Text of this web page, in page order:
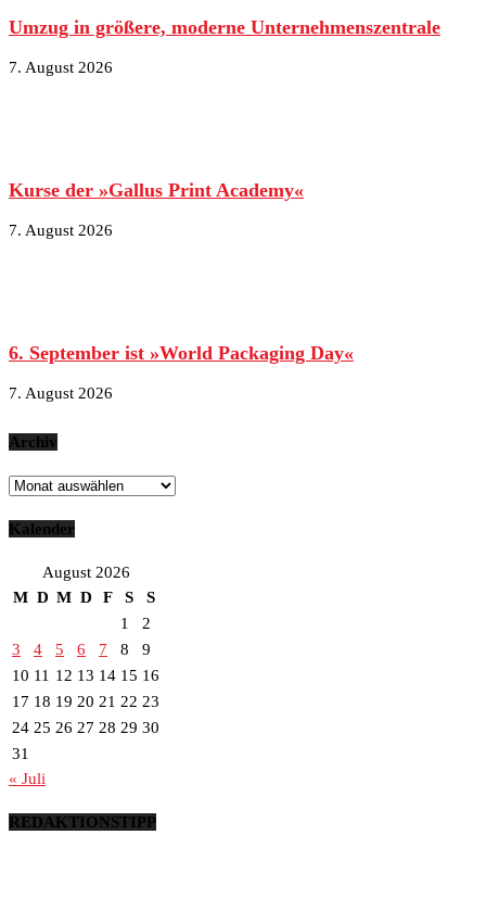
Umzug in größere, moderne Unternehmenszentrale
7. August 2026
Kurse der »Gallus Print Academy«
7. August 2026
6. September ist »World Packaging Day«
7. August 2026
Archiv
Archiv
Kalender
August 2026
M D M D F S
S
1
2
3
4 5 6 7 8
9
10 11 12 13 14 15 16
17 18 19 20 21 22 23
24 25 26 27 28 29 30
31
« Juli
REDAKTIONSTIPP